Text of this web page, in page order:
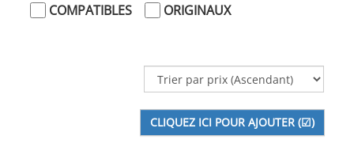
COMPATIBLES ORIGINAUX